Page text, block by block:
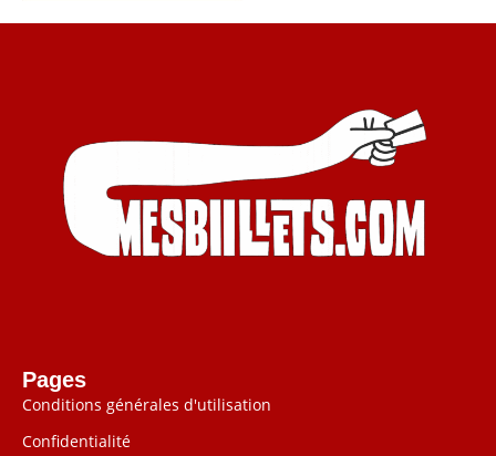
Pages
Conditions générales d'utilisation
Confidentialité